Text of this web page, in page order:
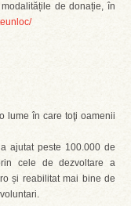
de donație, în
lume în care toţi oamenii
ajutat peste 100.000 de
cele de dezvoltare a
și reabilitat mai bine de